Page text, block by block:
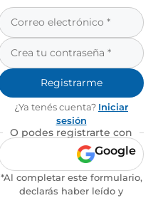
Registrarme
¿Ya tenés cuenta? Iniciar
sesión
O podes registrarte con
Google
*Al completar este formulario,
declarás haber leído y